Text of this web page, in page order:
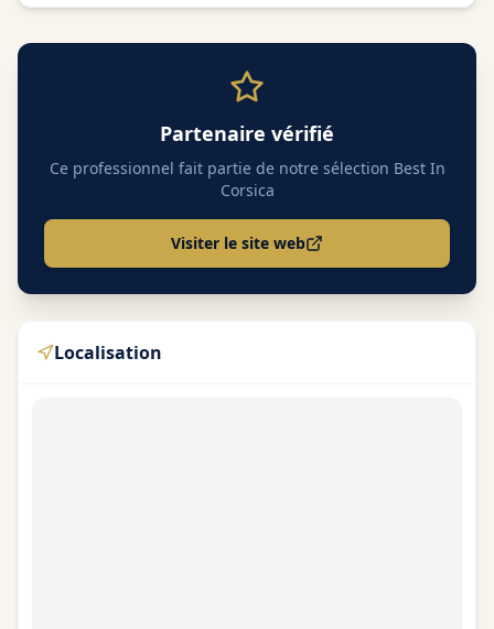
Partenaire vérifié
Ce professionnel fait partie de notre sélection Best In
Corsica
Visiter le site web
Localisation